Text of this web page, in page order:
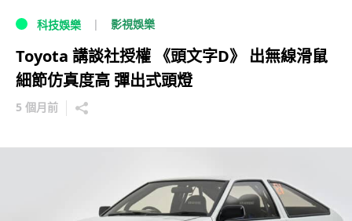
科技娛樂 影視娛樂
Toyota 講談社授權 《頭文字D》 出無線滑鼠
細節仿真度高 彈出式頭燈
5 個月前